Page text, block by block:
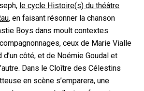
le cycle Histoire(s) du théâtre
, en faisant résonner la chanson
Boys dans moult contextes
ceux de Marie Vialle
d’un côté, et de Noémie Goudal et
Dans le Cloître des Célestins
en scène s’emparera, une